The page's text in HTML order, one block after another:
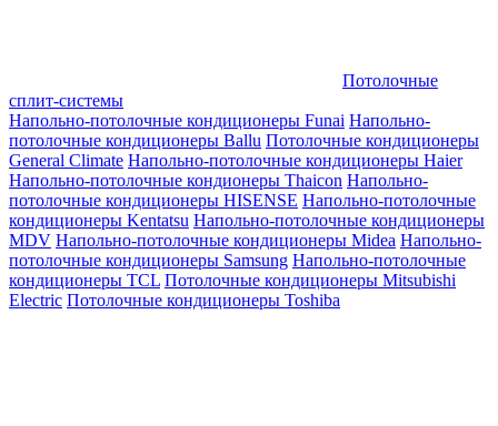
Потолочные
сплит-системы
Напольно-потолочные кондиционеры Funai Напольно-
потолочные кондиционеры Ballu Потолочные кондиционеры
General Climate Напольно-потолочные кондиционеры Haier
Напольно-потолочные кондионеры Thaicon Напольно-
потолочные кондиционеры HISENSE Напольно-потолочные
кондиционеры Kentatsu Напольно-потолочные кондиционеры
MDV Напольно-потолочные кондиционеры Midea Напольно-
потолочные кондиционеры Samsung Напольно-потолочные
кондиционеры TCL Потолочные кондиционеры Mitsubishi
Electric Потолочные кондиционеры Toshiba